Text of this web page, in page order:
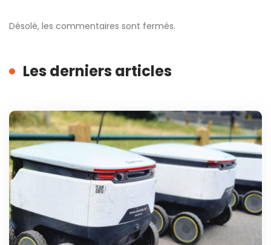
Désolé, les commentaires sont fermés.
Les derniers articles